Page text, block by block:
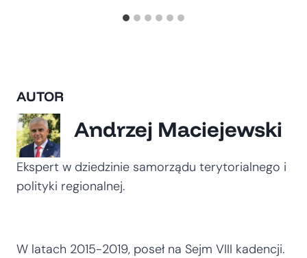
AUTOR
Andrzej Maciejewski
Ekspert w dziedzinie samorządu terytorialnego i
polityki regionalnej.
W latach 2015-2019, poseł na Sejm VIII kadencji.